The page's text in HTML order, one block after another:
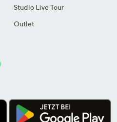
Studio Live Tour
Outlet